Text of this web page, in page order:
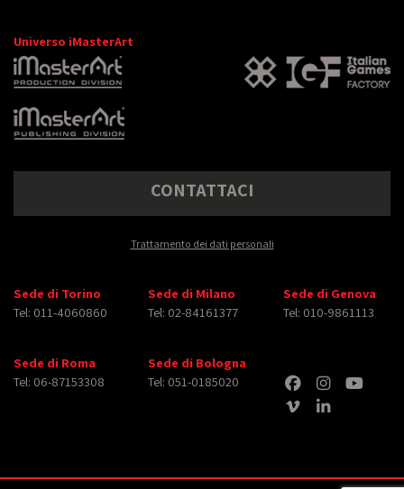
Universo iMasterArt
CONTATTACI
Trattamento dei dati personali
Sede di Torino
Tel: 011-4060860
Sede di Milano
Tel: 02-84161377
Sede di Genova
Tel: 010-9861113
Sede di Roma
Tel: 06-87153308
Sede di Bologna
Tel: 051-0185020